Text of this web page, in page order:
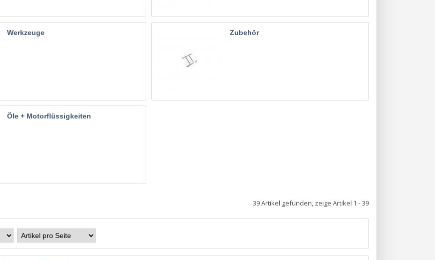
Werkzeuge Zubehör
Öle + Motorflüssigkeiten
39 Artikel gefunden, zeige Artikel 1 - 39